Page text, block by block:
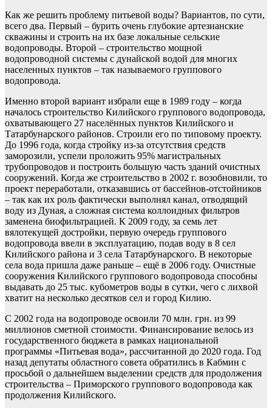
Как же решить проблему питьевой воды? Вариантов, по сути,
всего два. Первый – бурить очень глубокие артезианские
скважины и строить на их базе локальные сельские
водопроводы. Второй – строительство мощной
водопроводной системы с дунайской водой для многих
населенных пунктов – так называемого группового
водопровода.
Именно второй вариант избрали еще в 1989 году – когда
началось строительство Килийского группового водопровода,
охватывающего 27 населённых пунктов Килийского и
Татарбунарского районов. Строили его по типовому проекту.
До 1996 года, когда стройку из-за отсутствия средств
заморозили, успели проложить 95% магистральных
трубопроводов и построить большую часть зданий очистных
сооружений. Когда же строительство в 2002 г. возобновили, то
проект переработали, отказавшись от бассейнов-отстойников
– так как их роль фактически выполнял канал, отводящий
воду из Дуная, а сложная система коллоидных фильтров
заменена биофильтрацией. К 2009 году, за семь лет
вялотекущей достройки, первую очередь группового
водопровода ввели в эксплуатацию, подав воду в 8 сел
Килийского района и 3 села Татарбунарского. В некоторые
села вода пришла даже раньше – ещё в 2006 году. Очистные
сооружения Килийского группового водопровода способны
выдавать до 25 тыс. кубометров воды в сутки, чего с лихвой
хватит на несколько десятков сел и город Килию.
С 2002 года на водопроводе освоили 70 млн. грн. из 99
миллионов сметной стоимости. Финансирование велось из
государственного бюджета в рамках национальной
программы «Питьевая вода», рассчитанной до 2020 года. Год
назад депутаты областного совета обратились в Кабмин с
просьбой о дальнейшем выделении средств для продолжения
строительства – Приморского группового водопровода как
продолжения Килийского.